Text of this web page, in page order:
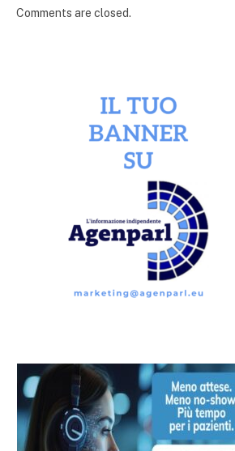
Comments are closed.